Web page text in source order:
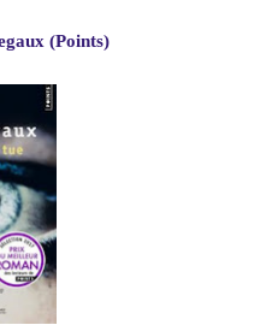
(Points)